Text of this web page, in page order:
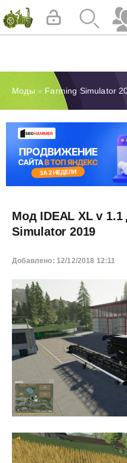
Моды » Farming Simulator
Мод IDEAL XL v
Simulator 2019
Добавлено: 12/12/2018 12:11